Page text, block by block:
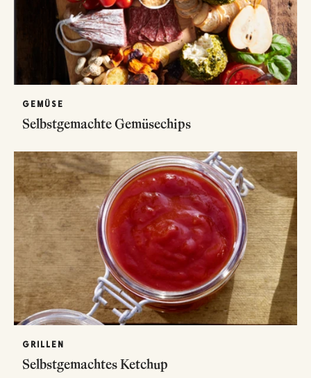
GEMÜSE
Selbstgemachte Gemüsechips
GRILLEN
Selbstgemachtes Ketchup